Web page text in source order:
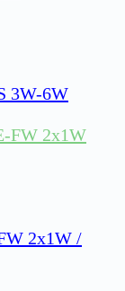
3W-6W
2x1W /